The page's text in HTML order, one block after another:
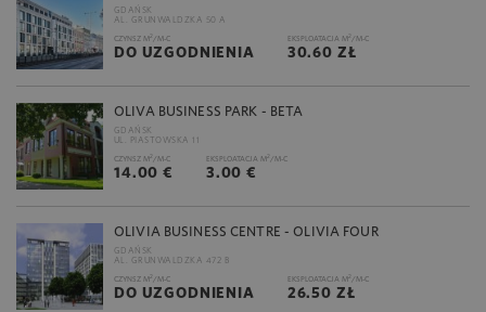
GDAŃSK
AL. GRUNWALDZKA 50 A
CZYNSZ M2 /M-C
DO UZGODNIENIA
EKSPLOATACJA M2 /M-C
30.60 ZŁ
OLIVA BUSINESS PARK - BETA
GDAŃSK
UL. PIASTOWSKA 11
CZYNSZ M2 /M-C
14.00 €
EKSPLOATACJA M2 /M-C
3.00 €
OLIVIA BUSINESS CENTRE - OLIVIA FOUR
GDAŃSK
AL. GRUNWALDZKA 472 B
CZYNSZ M2 /M-C
DO UZGODNIENIA
EKSPLOATACJA M2 /M-C
26.50 ZŁ